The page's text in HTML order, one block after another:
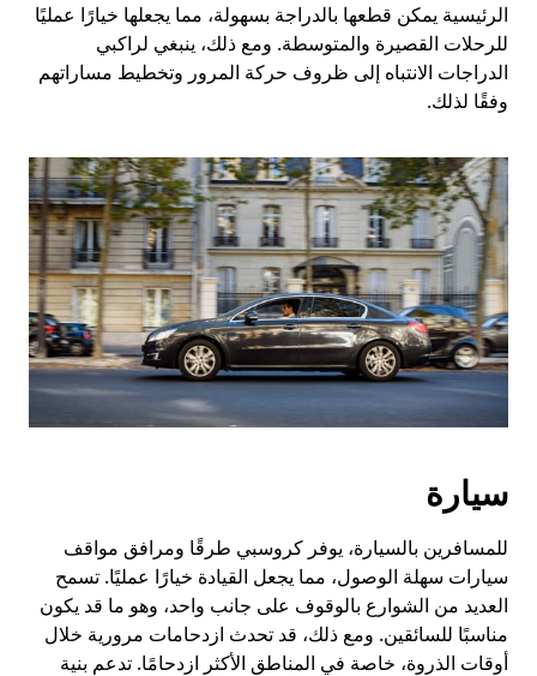
الرئيسية يمكن قطعها بالدراجة بسهولة، مما يجعلها خيارًا عمليًا
للرحلات القصيرة والمتوسطة. ومع ذلك، ينبغي لراكبي
الدراجات الانتباه إلى ظروف حركة المرور وتخطيط مساراتهم
وفقًا لذلك.
سيارة
للمسافرين بالسيارة، يوفر كروسبي طرقًا ومرافق مواقف
سيارات سهلة الوصول، مما يجعل القيادة خيارًا عمليًا. تسمح
العديد من الشوارع بالوقوف على جانب واحد، وهو ما قد يكون
مناسبًا للسائقين. ومع ذلك، قد تحدث ازدحامات مرورية خلال
أوقات الذروة، خاصة في المناطق الأكثر ازدحامًا. تدعم بنية